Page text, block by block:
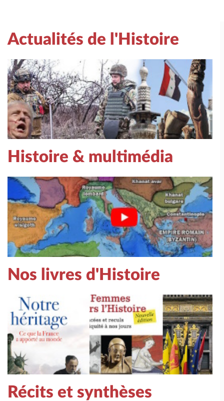
Actualités de l'Histoire
Histoire & multimédia
Nos livres d'Histoire
Récits et synthèses